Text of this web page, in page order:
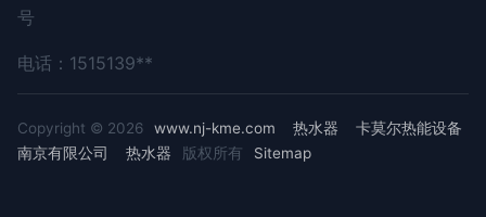
号
电话：1515139**
Copyright © 2026 www.nj-kme.com 热水器
卡莫尔热能设备
南京有限公司
热水器 版权所有 Sitemap